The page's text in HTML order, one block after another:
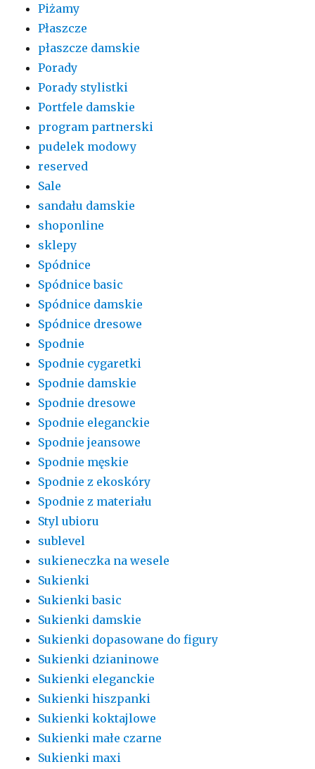
Piżamy
Płaszcze
płaszcze damskie
Porady
Porady stylistki
Portfele damskie
program partnerski
pudelek modowy
reserved
Sale
sandału damskie
shoponline
sklepy
Spódnice
Spódnice basic
Spódnice damskie
Spódnice dresowe
Spodnie
Spodnie cygaretki
Spodnie damskie
Spodnie dresowe
Spodnie eleganckie
Spodnie jeansowe
Spodnie męskie
Spodnie z ekoskóry
Spodnie z materiału
Styl ubioru
sublevel
sukieneczka na wesele
Sukienki
Sukienki basic
Sukienki damskie
Sukienki dopasowane do figury
Sukienki dzianinowe
Sukienki eleganckie
Sukienki hiszpanki
Sukienki koktajlowe
Sukienki małe czarne
Sukienki maxi